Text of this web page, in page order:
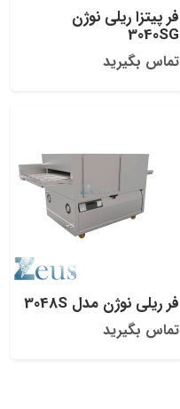
فر پیتزا ریلی نوژن
3040SG
تماس بگیرید
فر ریلی نوژن مدل 3048S
تماس بگیرید